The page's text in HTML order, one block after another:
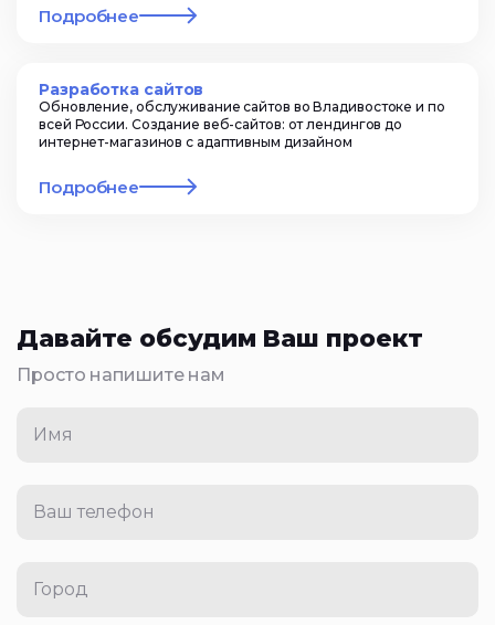
Подробнее
Разработка сайтов
Обновление, обслуживание сайтов во Владивостоке и по
всей России. Создание веб-сайтов: от лендингов до
интернет-магазинов с адаптивным дизайном
Подробнее
Давайте обсудим Ваш проект
Просто напишите нам
Имя
Ваш телефон
Город